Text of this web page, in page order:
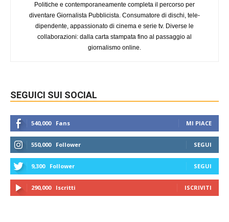
Politiche e contemporaneamente completa il percorso per
diventare Giornalista Pubblicista. Consumatore di dischi, tele-
dipendente, appassionato di cinema e serie tv. Diverse le
collaborazioni: dalla carta stampata fino al passaggio al
giornalismo online.
SEGUICI SUI SOCIAL
540,000 Fans MI PIACE
550,000 Follower SEGUI
9,300 Follower SEGUI
290,000 Iscritti ISCRIVITI